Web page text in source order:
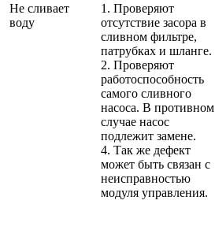
Не сливает
воду
1. Проверяют
отсутствие засора в
сливном фильтре,
патрубках и шланге.
2. Проверяют
работоспособность
самого сливного
насоса. В противном
случае насос
подлежит замене.
4. Так же дефект
может быть связан с
неисправностью
модуля управления.